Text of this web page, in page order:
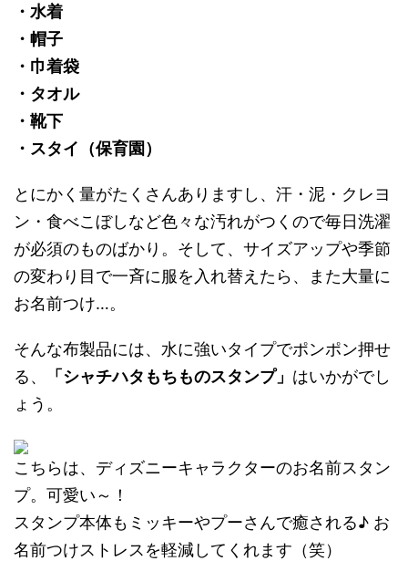
・水着
・帽子
・巾着袋
・タオル
・靴下
・スタイ（保育園）
とにかく量がたくさんありますし、汗・泥・クレヨ
ン・食べこぼしなど色々な汚れがつくので毎日洗濯
が必須のものばかり。そして、サイズアップや季節
の変わり目で一斉に服を入れ替えたら、また大量に
お名前つけ…。
そんな布製品には、水に強いタイプでポンポン押せ
る、
「シャチハタもちものスタンプ」 はいかがでし
ょう。
こちらは、ディズニーキャラクターのお名前スタン
プ。可愛い～！
スタンプ本体もミッキーやプーさんで癒される♪ お
名前つけストレスを軽減してくれます（笑）